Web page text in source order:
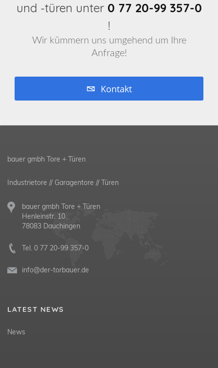
und -türen unter 0 77 20-99 357-0
!
Wir kümmern uns umgehend um Ihre
Anfrage!
Kontakt
bauer gmbh Tore + Türen
Industrietore // Garagentore // Türen
bauer gmbh Tore + Türen
Henleinstr. 10
78083 Dauchingen
Tel. 0 77 20-99 357-0
info@der-torbauer.de
LATEST NEWS
News